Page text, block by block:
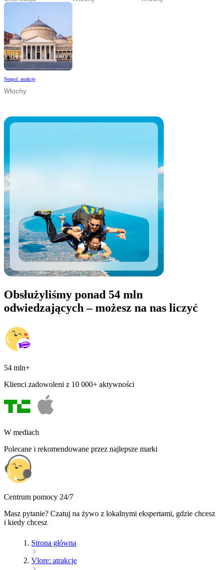
Neapol: atrakcje
Włochy
Obsłużyliśmy ponad 54 mln
odwiedzających – możesz na nas liczyć
54 mln+
Klienci zadowoleni z 10 000+ aktywności
W mediach
Polecane i rekomendowane przez najlepsze marki
Centrum pomocy 24/7
Masz pytanie? Czatuj na żywo z lokalnymi ekspertami, gdzie chcesz
i kiedy chcesz
Strona główna
Vlore: atrakcje